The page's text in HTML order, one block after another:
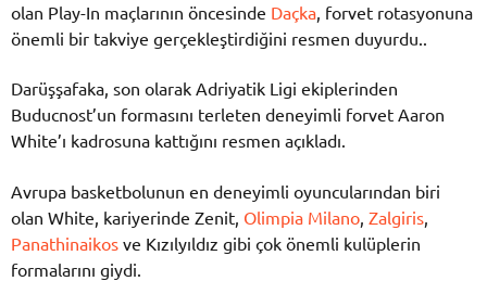
olan Play-In maçlarının öncesinde Daçka, forvet rotasyonuna
önemli bir takviye gerçekleştirdiğini resmen duyurdu..
Darüşşafaka, son olarak Adriyatik Ligi ekiplerinden
Buducnost’un formasını terleten deneyimli forvet Aaron
White’ı kadrosuna kattığını resmen açıkladı.
Avrupa basketbolunun en deneyimli oyuncularından biri
olan White, kariyerinde Zenit, Olimpia Milano Zalgiris
Panathinaikos ve Kızılyıldız gibi çok önemli kulüplerin
formalarını giydi.